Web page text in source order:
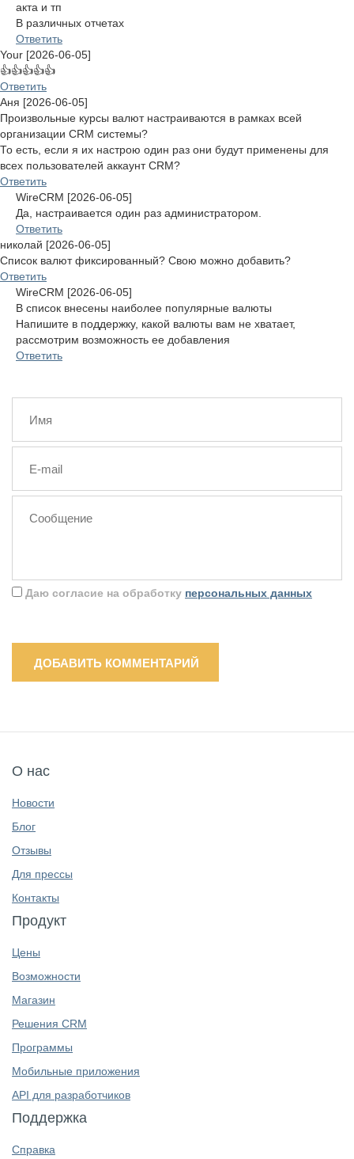
акта и тп
В различных отчетах
Ответить
Your [2026-06-05]
👍👍👍👍👍
Ответить
Аня [2026-06-05]
Произвольные курсы валют настраиваются в рамках всей
организации CRM системы?
То есть, если я их настрою один раз они будут применены для
всех пользователей аккаунт CRM?
Ответить
WireCRM [2026-06-05]
Да, настраивается один раз администратором.
Ответить
николай [2026-06-05]
Список валют фиксированный? Свою можно добавить?
Ответить
WireCRM [2026-06-05]
В список внесены наиболее популярные валюты
Напишите в поддержку, какой валюты вам не хватает,
рассмотрим возможность ее добавления
Ответить
Даю согласие на обработку персональных данных
ДОБАВИТЬ КОММЕНТАРИЙ
О нас
Новости
Блог
Отзывы
Для прессы
Контакты
Продукт
Цены
Возможности
Магазин
Решения CRM
Программы
Мобильные приложения
API для разработчиков
Поддержка
Справка